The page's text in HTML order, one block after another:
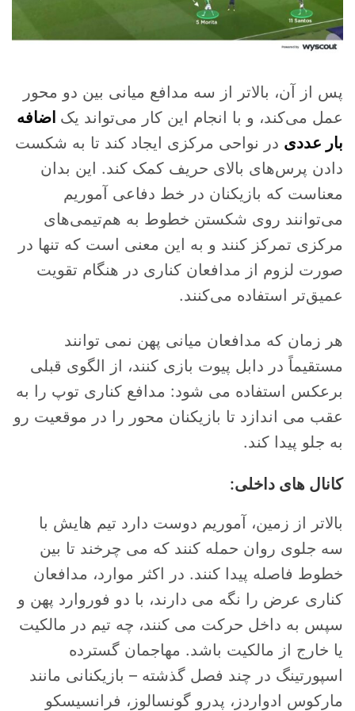
پس از آن، بالاتر از سه مدافع میانی بین دو محور
عمل می‌کند، و با انجام این کار می‌تواند یک اضافه
بار عددی در نواحی مرکزی ایجاد کند تا به شکست
دادن پرس‌های بالای حریف کمک کند. این بدان
معناست که بازیکنان در خط دفاعی آموریم
می‌توانند روی شکستن خطوط به هم‌تیمی‌های
مرکزی تمرکز کنند و به این معنی است که تنها در
صورت لزوم از مدافعان کناری در هنگام تقویت
عمیق‌تر استفاده می‌کنند.
هر زمان که مدافعان میانی پهن نمی توانند
مستقیماً در دابل پیوت بازی کنند، از الگوی قبلی
برعکس استفاده می شود: مدافع کناری توپ را به
عقب می اندازد تا بازیکنان محور را در موقعیت رو
به جلو پیدا کند.
کانال های داخلی:
بالاتر از زمین، آموریم دوست دارد تیم هایش با
سه جلوی روان حمله کنند که می چرخند تا بین
خطوط فاصله پیدا کنند. در اکثر موارد، مدافعان
کناری عرض را نگه می دارند، با دو فوروارد پهن و
سپس به داخل حرکت می کنند، چه تیم در مالکیت
یا خارج از مالکیت باشد. مهاجمان گسترده
اسپورتینگ در چند فصل گذشته – بازیکنانی مانند
مارکوس ادواردز، پدرو گونسالوز، فرانسیسکو